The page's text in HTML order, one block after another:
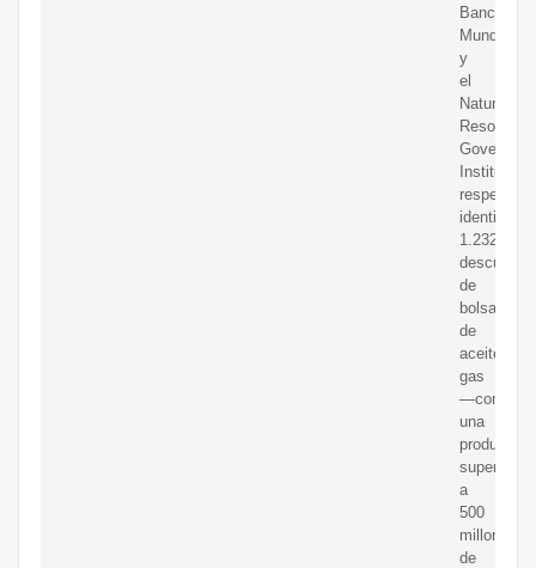
Banco
Mundial
y
el
Natural
Resource
Institute,
identificó
1.232
de
bolsas
de
aceitey
gas
―con
una
producción
superior
a
500
millones
de